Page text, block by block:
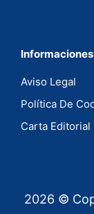
Aviso Legal
Política De
Carta Editorial
2026 ©